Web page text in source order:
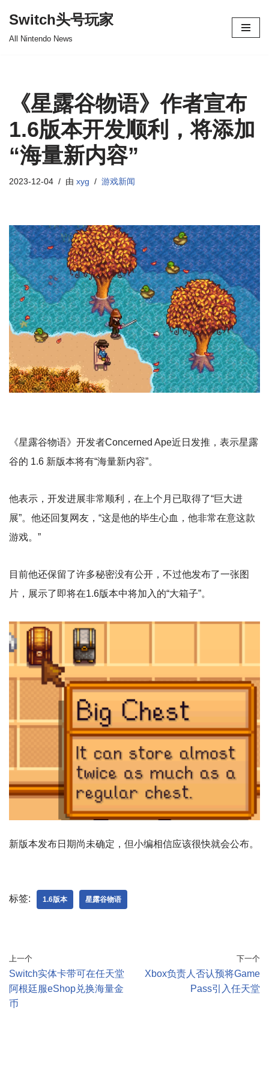
Switch头号玩家
All Nintendo News
《星露谷物语》作者宣布
1.6版本开发顺利，将添加
“海量新内容”
2023-12-04 由 xyg 游戏新闻
《星露谷物语》开发者Concerned Ape近日发推，表示星露
谷的 1.6 新版本将有“海量新内容”。
他表示，开发进展非常顺利，在上个月已取得了“巨大进
展”。他还回复网友，“这是他的毕生心血，他非常在意这款
游戏。”
目前他还保留了许多秘密没有公开，不过他发布了一张图
片，展示了即将在1.6版本中将加入的“大箱子”。
新版本发布日期尚未确定，但小编相信应该很快就会公布。
标签: 1.6版本 星露谷物语
上一个
Switch实体卡带可在任天堂
阿根廷服eShop兑换海量金
币
下一个
Xbox负责人否认预将Game
Pass引入任天堂